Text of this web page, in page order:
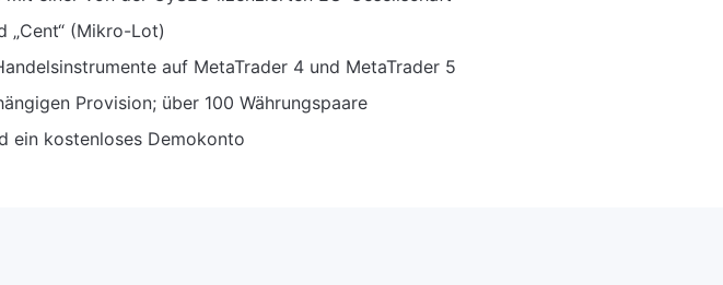
„Cent“ (Mikro-Lot)
auf MetaTrader 4 und MetaTrader 5
Provision; über 100 Währungspaare
ein kostenloses Demokonto